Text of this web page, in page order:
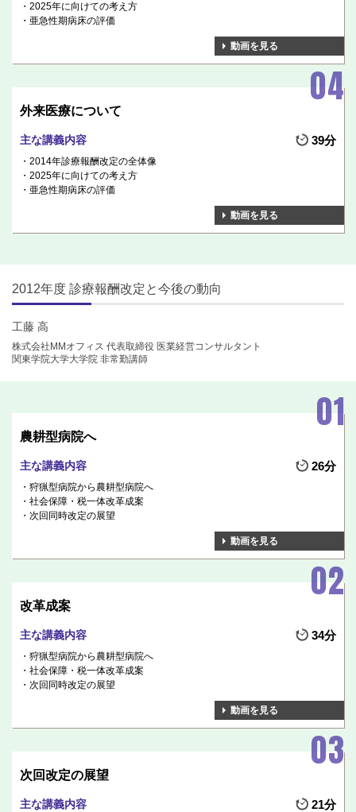
2025年に向けての考え方
亜急性期病床の評価
動画を見る
外来医療について
主な講義内容 39分
2014年診療報酬改定の全体像
2025年に向けての考え方
亜急性期病床の評価
動画を見る
2012年度 診療報酬改定と今後の動向
工藤 高
株式会社MMオフィス 代表取締役 医業経営コンサルタント
関東学院大学大学院 非常勤講師
農耕型病院へ
主な講義内容 26分
狩猟型病院から農耕型病院へ
社会保障・税一体改革成案
次回同時改定の展望
動画を見る
改革成案
主な講義内容 34分
狩猟型病院から農耕型病院へ
社会保障・税一体改革成案
次回同時改定の展望
動画を見る
次回改定の展望
主な講義内容 21分